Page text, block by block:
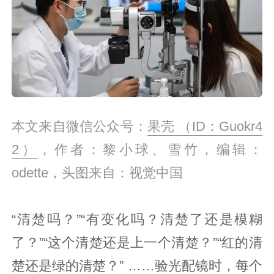
本文来自微信公众号： 果壳 （ID：Guokr4
2）
，作者：黎小球、雪竹，编辑：
odette，头图来自：视觉中国
“清楚吗？”“有变化吗？清楚了还是模糊
了？”“这个清楚还是上一个清楚？”“红的清
楚还是绿的清楚？” ……验光配镜时，每个